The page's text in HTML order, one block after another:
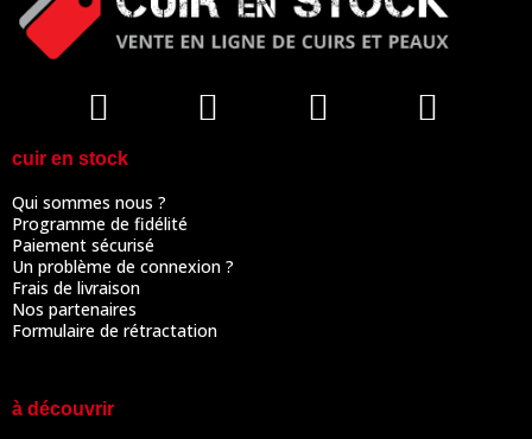
cuir en stock
Qui sommes nous ?
Programme de fidélité
Paiement sécurisé
Un problème de connexion ?
Frais de livraison
Nos partenaires
Formulaire de rétractation
à découvrir